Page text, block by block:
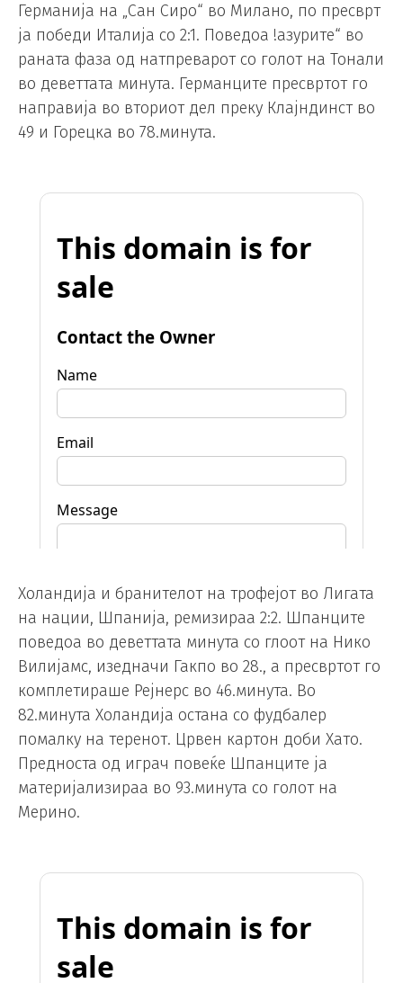
Германија на „Сан Сиро“ во Милано, по пресврт
ја победи Италија со 2:1. Поведоа !азурите“ во
раната фаза од натпреварот со голот на Тонали
во деветтата минута. Германците пресвртот го
направија во вториот дел преку Клајндинст во
49 и Горецка во 78.минута.
Холандија и бранителот на трофејот во Лигата
на нации, Шпанија, ремизираа 2:2. Шпанците
поведоа во деветтата минута со глоот на Нико
Вилијамс, изедначи Гакпо во 28., а пресвртот го
комплетираше Рејнерс во 46.минута. Во
82.минута Холандија остана со фудбалер
помалку на теренот. Црвен картон доби Хато.
Предноста од играч повеќе Шпанците ја
материјализираа во 93.минута со голот на
Мерино.